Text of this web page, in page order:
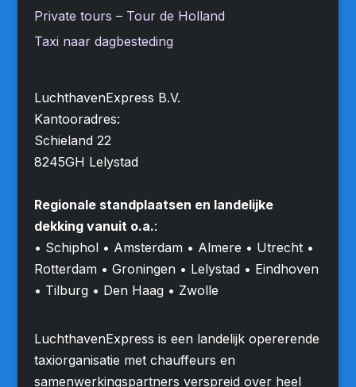
Private tours – Tour de Holland
Taxi naar dagbesteding
LuchthavenExpress B.V.
Kantooradres:
Schieland 22
8245GH Lelystad
Regionale standplaatsen en landelijke
dekking vanuit o.a.:
• Schiphol • Amsterdam • Almere • Utrecht •
Rotterdam • Groningen • Lelystad • Eindhoven
• Tilburg • Den Haag • Zwolle
LuchthavenExpress is een landelijk opererende
taxiorganisatie met chauffeurs en
samenwerkingspartners verspreid over heel